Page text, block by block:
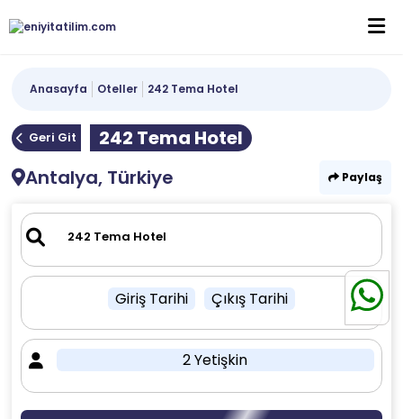
Anasayfa Oteller 242 Tema Hotel
Geri Git
242 Tema Hotel
Antalya, Türkiye
Paylaş
Giriş Tarihi Çıkış Tarihi
2 Yetişkin